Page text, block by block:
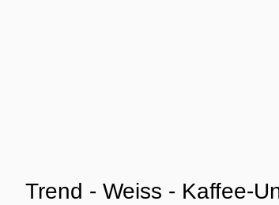
Trend - Weiss - Kaffee-